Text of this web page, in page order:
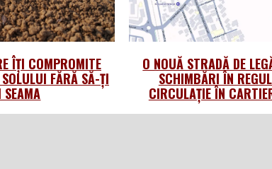
ÎȚI COMPROMITE
FĂRĂ SĂ-ȚI
SEAMA
O NOUĂ STRADĂ DE
SCHIMBĂRI ÎN
CIRCULAȚIE ÎN